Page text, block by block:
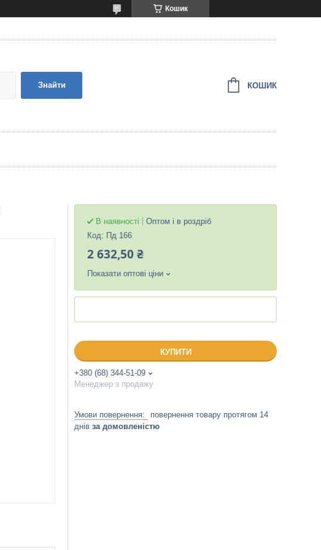
Кошик
Знайти КОШИК
В наявності
Оптом і в роздріб
Код: Пд 166
2 632,50 ₴
Показати оптові ціни
КУПИТИ
+380 (68) 344-51-09
Менеджер з продажу
повернення товару протягом 14
днів за домовленістю